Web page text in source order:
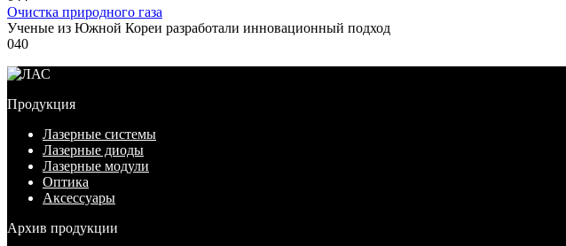
Очистка природного газа
Ученые из Южной Кореи разработали инновационный подход
040
Продукция
Лазерные системы
Лазерные диоды
Лазерные модули
Оптика
Аксессуары
Архив продукции